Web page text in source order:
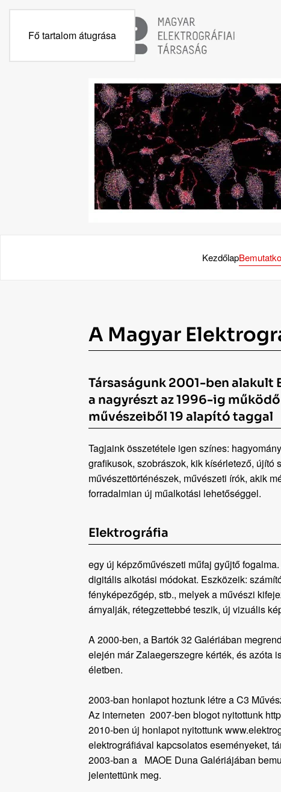
Fő tartalom átugrása
Kezdőlap
A Magyar
Társaságunk 2001-ben alakult
a nagyrészt az 1996-ig
művészeiből 19 alapító taggal
Tagjaink összetétele igen színes:
grafikusok, szobrászok, kik kísérletező, újító
művészettörténészek, művészeti írók, akik
forradalmian új műalkotási lehetőséggel.
Elektrográfia
egy új képzőművészeti műfaj gyűjtő
digitális alkotási módokat. Eszközeik:
fényképezőgép, stb., melyek a művészi
árnyalják, rétegzettebbé teszik, új vizuális
A 2000-ben, a Bartók 32 Galériában
elején már Zalaegerszegre kérték, és azóta
életben.
2003-ban honlapot hoztunk létre a C3
Az interneten 2007-ben blogot nyitottunk
2010-ben új honlapot nyitottunk
elektrográfiával kapcsolatos eseményeket,
2003-ban a MAOE Duna Galériájában
jelentettünk meg.